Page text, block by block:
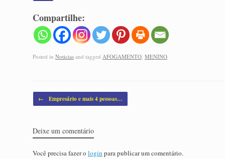
Compartilhe:
Posted in Noticias and tagged AFOGAMENTO, MENINO.
Post navigation
← Empresário e mais 4 pessoas…
Deixe um comentário
Você precisa fazer o login para publicar um comentário.